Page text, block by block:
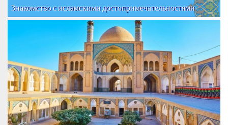
Знакомство с исламскими достопримечательностями